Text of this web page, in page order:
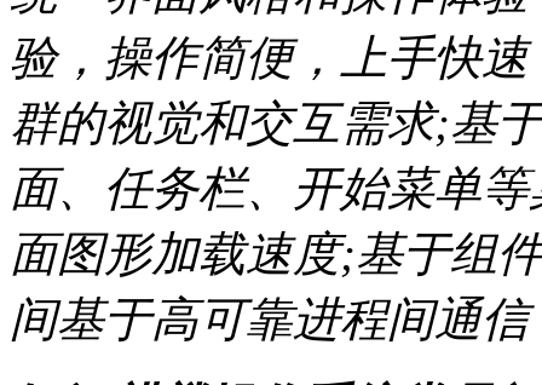
验，操作简便，上手快
群的视觉和交互需求;基
面、任务栏、开始菜单
面图形加载速度;基于组
间基于高可靠进程间通